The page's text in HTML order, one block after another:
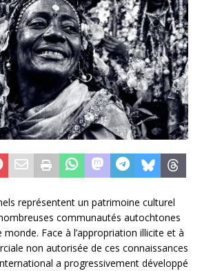
représentent un patrimoine culturel
communautés autochtones
Face à l’appropriation illicite et à
non autorisée de ces connaissances
a progressivement développé